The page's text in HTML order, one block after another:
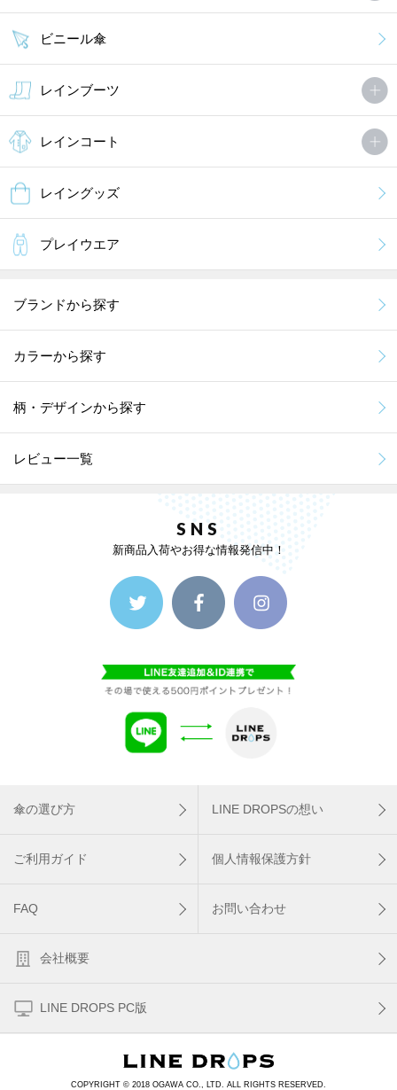
ビニール傘
レインブーツ
レインコート
レイングッズ
プレイウエア
ブランドから探す
カラーから探す
柄・デザインから探す
レビュー一覧
SNS
新商品入荷やお得な情報発信中！
傘の選び方 LINE DROPSの想い
ご利用ガイド 個人情報保護方針
FAQ お問い合わせ
会社概要
LINE DROPS PC版
COPYRIGHT © 2018 OGAWA CO., LTD. ALL RIGHTS RESERVED.